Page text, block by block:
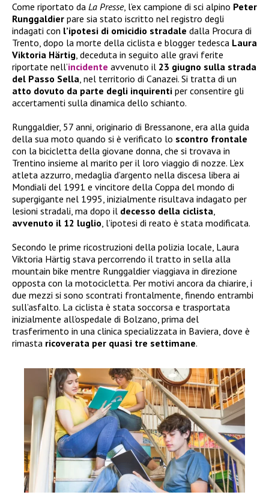
Come riportato da La Presse, l’ex campione di sci alpino Peter
Runggaldier pare sia stato iscritto nel registro degli
indagati con l’ipotesi di omicidio stradale dalla Procura di
Trento, dopo la morte della ciclista e blogger tedesca Laura
Viktoria Härtig, deceduta in seguito alle gravi ferite
riportate nell’incidente avvenuto il 23 giugno sulla strada
del Passo Sella, nel territorio di Canazei. Si tratta di un
atto dovuto da parte degli inquirenti per consentire gli
accertamenti sulla dinamica dello schianto.
Runggaldier, 57 anni, originario di Bressanone, era alla guida
della sua moto quando si è verificato lo scontro frontale
con la bicicletta della giovane donna, che si trovava in
Trentino insieme al marito per il loro viaggio di nozze. L’ex
atleta azzurro, medaglia d’argento nella discesa libera ai
Mondiali del 1991 e vincitore della Coppa del mondo di
supergigante nel 1995, inizialmente risultava indagato per
lesioni stradali, ma dopo il decesso della ciclista,
avvenuto il 12 luglio, l’ipotesi di reato è stata modificata.
Secondo le prime ricostruzioni della polizia locale, Laura
Viktoria Härtig stava percorrendo il tratto in sella alla
mountain bike mentre Runggaldier viaggiava in direzione
opposta con la motocicletta. Per motivi ancora da chiarire, i
due mezzi si sono scontrati frontalmente, finendo entrambi
sull’asfalto. La ciclista è stata soccorsa e trasportata
inizialmente all’ospedale di Bolzano, prima del
trasferimento in una clinica specializzata in Baviera, dove è
rimasta ricoverata per quasi tre settimane.